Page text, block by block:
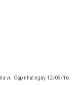
vi. Cập nhật ngày 12/09/16.